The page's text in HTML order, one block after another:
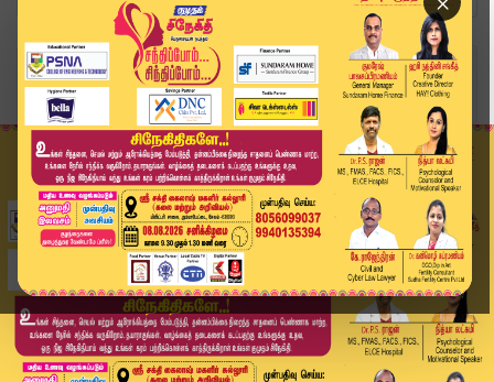
Home
இந்தியா
"இது நம்ம லிஸ்ட்லயே இல்லையே.." மருமகனை திருமணம்...